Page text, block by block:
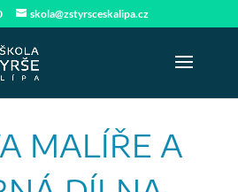
skola@zstyrsceskalipa.cz
MALÍŘE A